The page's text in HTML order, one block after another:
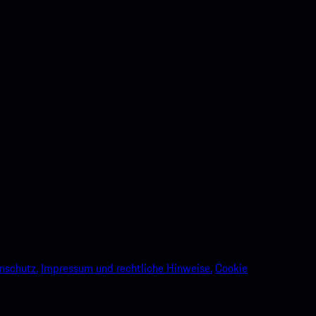
Impressum und rechtliche Hinweise.Cookie